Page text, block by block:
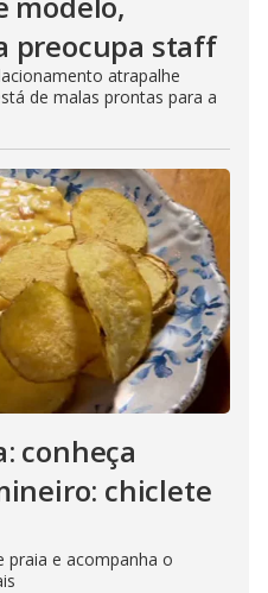
preocupa staff
atrapalhe
de malas prontas para a
conheça
chiclete
praia e acompanha o